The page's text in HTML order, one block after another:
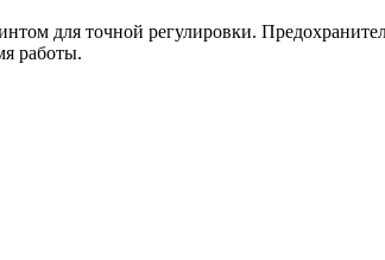
для точной регулировки.
работы.